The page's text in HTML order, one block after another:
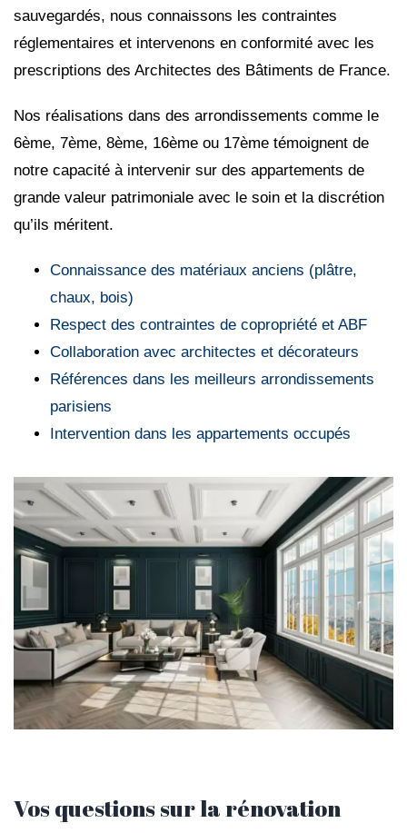
sauvegardés, nous connaissons les contraintes
réglementaires et intervenons en conformité avec les
prescriptions des Architectes des Bâtiments de France.
Nos réalisations dans des arrondissements comme le
6ème, 7ème, 8ème, 16ème ou 17ème témoignent de
notre capacité à intervenir sur des appartements de
grande valeur patrimoniale avec le soin et la discrétion
qu’ils méritent.
Connaissance des matériaux anciens (plâtre,
chaux, bois)
Respect des contraintes de copropriété et ABF
Collaboration avec architectes et décorateurs
Références dans les meilleurs arrondissements
parisiens
Intervention dans les appartements occupés
Vos questions sur la rénovation